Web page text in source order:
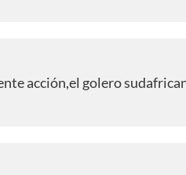
acción,el golero